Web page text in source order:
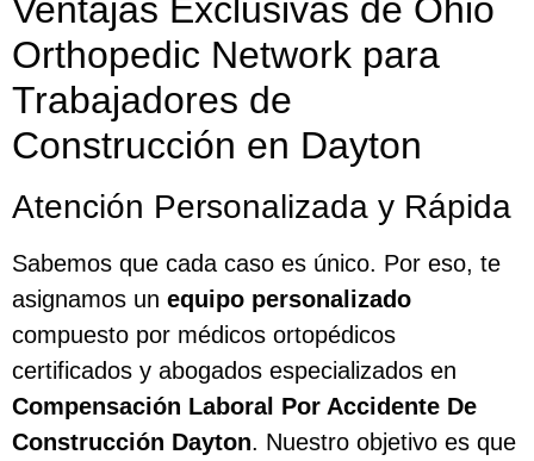
Ventajas Exclusivas de Ohio
Orthopedic Network para
Trabajadores de
Construcción en Dayton
Atención Personalizada y Rápida
Sabemos que cada caso es único. Por eso, te
asignamos un equipo personalizado
compuesto por médicos ortopédicos
certificados y abogados especializados en
Compensación Laboral Por Accidente De
Construcción Dayton. Nuestro objetivo es que